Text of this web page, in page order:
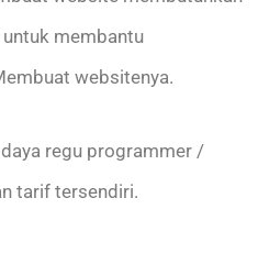
membantu
websitenya.
regu programmer /
tarif tersendiri.